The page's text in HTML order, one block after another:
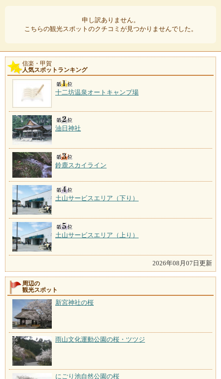
申し訳ありません。
こちらの観光スポットのクチコミが見つかりませんでした。
信楽・甲賀
人気スポットランキング
十二坊温泉オートキャンプ場
油日神社
鈴鹿スカイライン
土山サービスエリア（下り）
土山サービスエリア（上り）
2026年08月07日更新
周辺の
観光スポット
新宮神社の桜
雨山文化運動公園の桜・ツツジ
にごり池自然公園の桜